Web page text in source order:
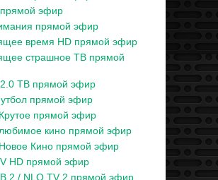
эфир
прямой эфир
время HD прямой эфир
страшное ТВ прямой
ТВ прямой эфир
прямой эфир
прямой эфир
кино прямой эфир
Кино прямой эфир
HD прямой эфир
2 / NLO TV 2 прямой эфир